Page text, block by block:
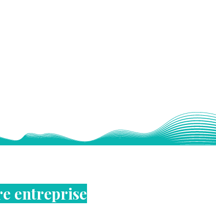
entreprise